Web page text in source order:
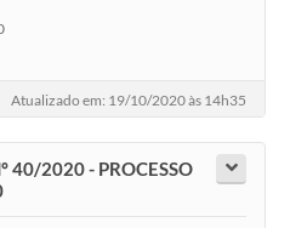
Atualizado em: 19/10/2020 às 14h35
40/2020 - PROCESSO